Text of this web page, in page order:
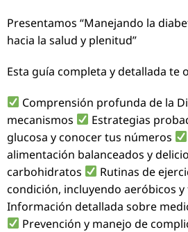
Presentamos “Manejando la
hacia la salud y plenitud”
Esta guía completa y detallada te
Comprensión profunda de la
mecanismos
Estrategias
glucosa y conocer tus números
alimentación balanceados y
carbohidratos
Rutinas de
condición, incluyendo aeróbicos y
Información detallada sobre
Prevención y manejo de